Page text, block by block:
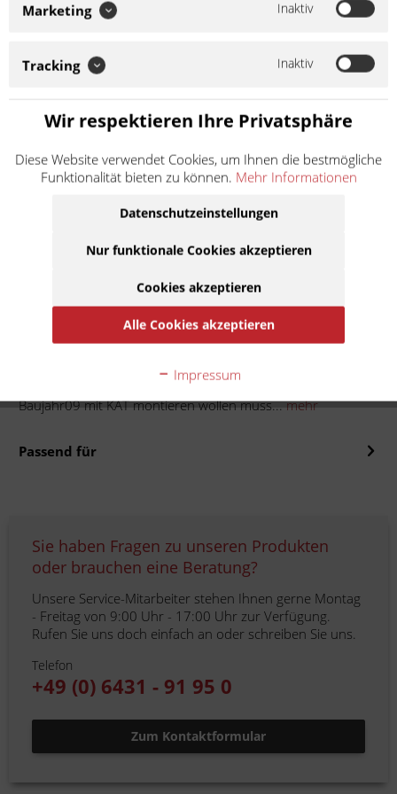
Wenn Sie diesen Zylinder auf einer Piaggio Ape ab Baujahr09
montiert sein, sonst können wir keine Gewährleistung im
Schadensfall übernehmen. D.R. Motorparts entwickelt und...
Inhalt:1
inkl. MwSt.zzgl. Versandkosten
Lieferzeit ca. 1 Werktag
In denWarenkorb
Auf die Merkliste
Wenn Sie diesen Zylinder auf einer Piaggio Ape ab
Baujahr09 mit KAT montieren wollen muss...mehr
Passend für
Sie haben Fragen zu unseren Produkten
oder brauchen eine Beratung?
Unsere Service-Mitarbeiter stehen Ihnen gerne Montag
- Freitag von 9:00 Uhr - 17:00 Uhr zur Verfügung.
Rufen Sie uns doch einfach an oder schreiben Sie uns.
Telefon
+49 (0) 6431 - 91 95 0
Zum Kontaktformular
Marketing Inaktiv
Tracking Inaktiv
Wir respektieren Ihre Privatsphäre
Diese Website verwendet Cookies, um Ihnen die bestmögliche
Funktionalität bieten zu können. Mehr Informationen
Datenschutzeinstellungen
Nur funktionale Cookies akzeptieren
Cookies akzeptieren
Alle Cookies akzeptieren
Impressum